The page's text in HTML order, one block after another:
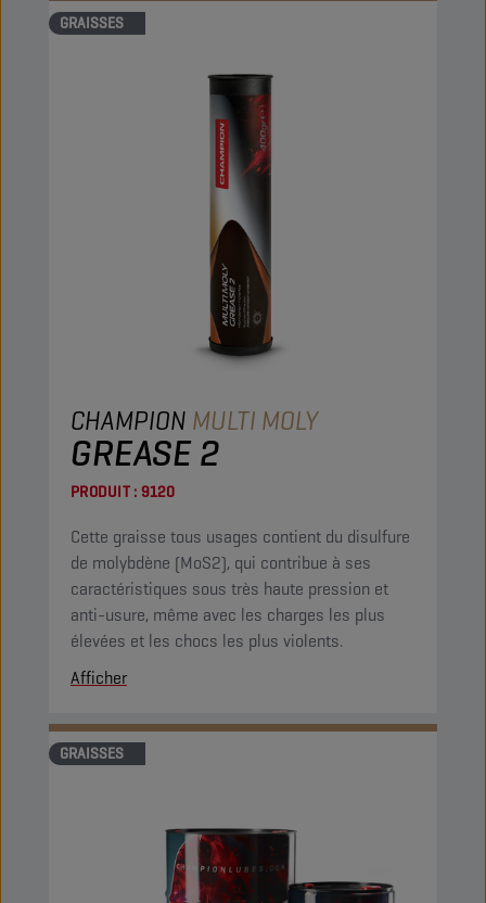
GRAISSES
CHAMPION MULTI MOLY
GREASE 2
PRODUIT : 9120
Cette graisse tous usages contient du disulfure
de molybdène (MoS2), qui contribue à ses
caractéristiques sous très haute pression et
anti-usure, même avec les charges les plus
élevées et les chocs les plus violents.
Afficher
GRAISSES